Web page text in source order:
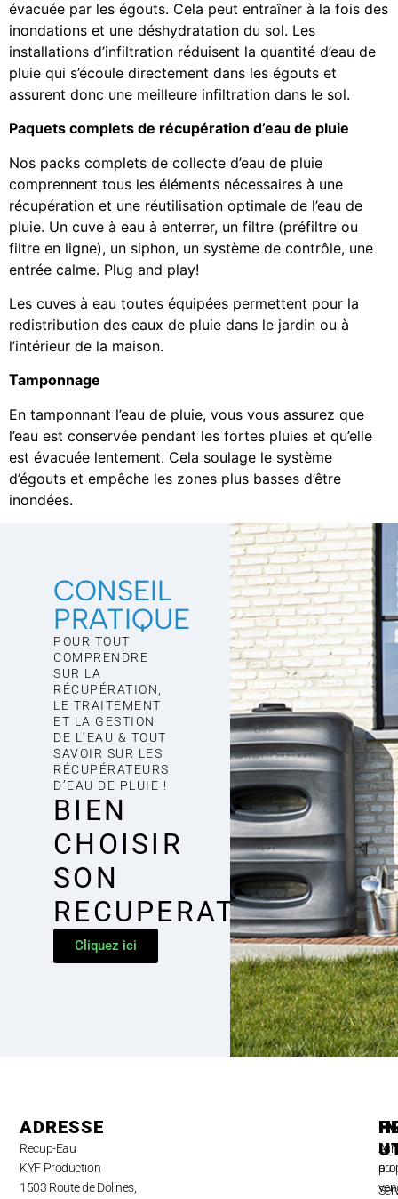
évacuée par les égouts. Cela peut entraîner à la fois des
inondations et une déshydratation du sol. Les
installations d’infiltration réduisent la quantité d’eau de
pluie qui s’écoule directement dans les égouts et
assurent donc une meilleure infiltration dans le sol.
Paquets complets de récupération d’eau de pluie
Nos packs complets de collecte d’eau de pluie
comprennent tous les éléments nécessaires à une
récupération et une réutilisation optimale de l’eau de
pluie. Un cuve à eau à enterrer, un filtre (préfiltre ou
filtre en ligne), un siphon, un système de contrôle, une
entrée calme. Plug and play!
Les cuves à eau toutes équipées permettent pour la
redistribution des eaux de pluie dans le jardin ou à
l’intérieur de la maison.
Tamponnage
En tamponnant l’eau de pluie, vous vous assurez que
l’eau est conservée pendant les fortes pluies et qu’elle
est évacuée lentement. Cela soulage le système
d’égouts et empêche les zones plus basses d’être
inondées.
CONSEIL
PRATIQUE
POUR TOUT
COMPRENDRE
SUR LA
RÉCUPÉRATION,
LE TRAITEMENT
ET LA GESTION
DE L’EAU & TOUT
SAVOIR SUR LES
RÉCUPÉRATEURS
D’EAU DE PLUIE !
BIEN
CHOISIR
SON
RECUPERATEUR
Cliquez ici
ADRESSE
Recup-Eau
KYF Production
1503 Route de Dolines,
au
A